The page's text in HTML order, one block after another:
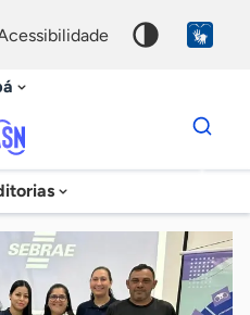
acessibilidade
de
Dados
para
chave